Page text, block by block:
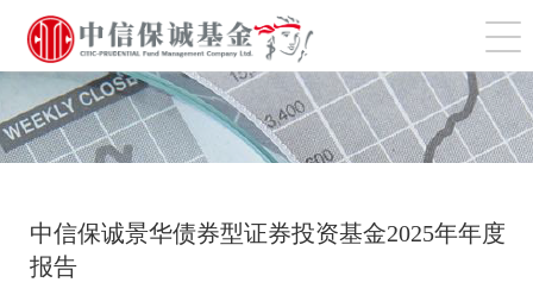
切
中信保诚景华债券型证券投资基金2025年年度
报告